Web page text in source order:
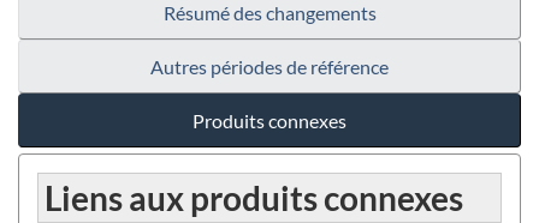
Résumé des changements
Autres périodes de référence
Produits connexes
Liens aux produits connexes